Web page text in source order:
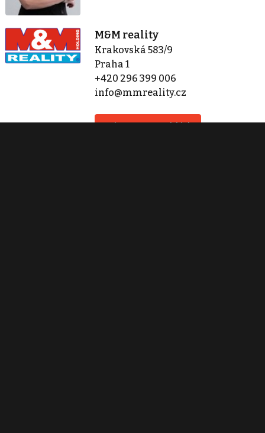
M&M reality
Krakovská 583/9
Praha 1
+420 296 399 006
info@mmreality.cz
Zobraz 1 279 nabídek